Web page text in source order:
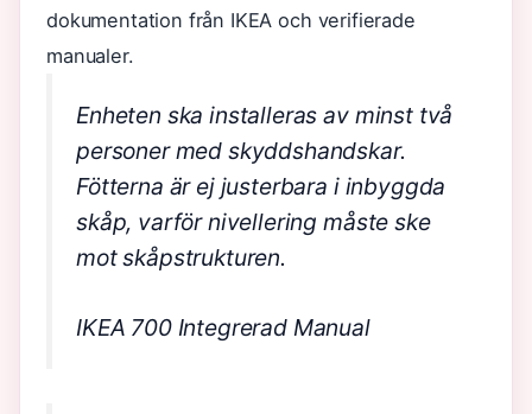
dokumentation från IKEA och verifierade
manualer.
Enheten ska installeras av minst två
personer med skyddshandskar.
Fötterna är ej justerbara i inbyggda
skåp, varför nivellering måste ske
mot skåpstrukturen.
IKEA 700 Integrerad Manual